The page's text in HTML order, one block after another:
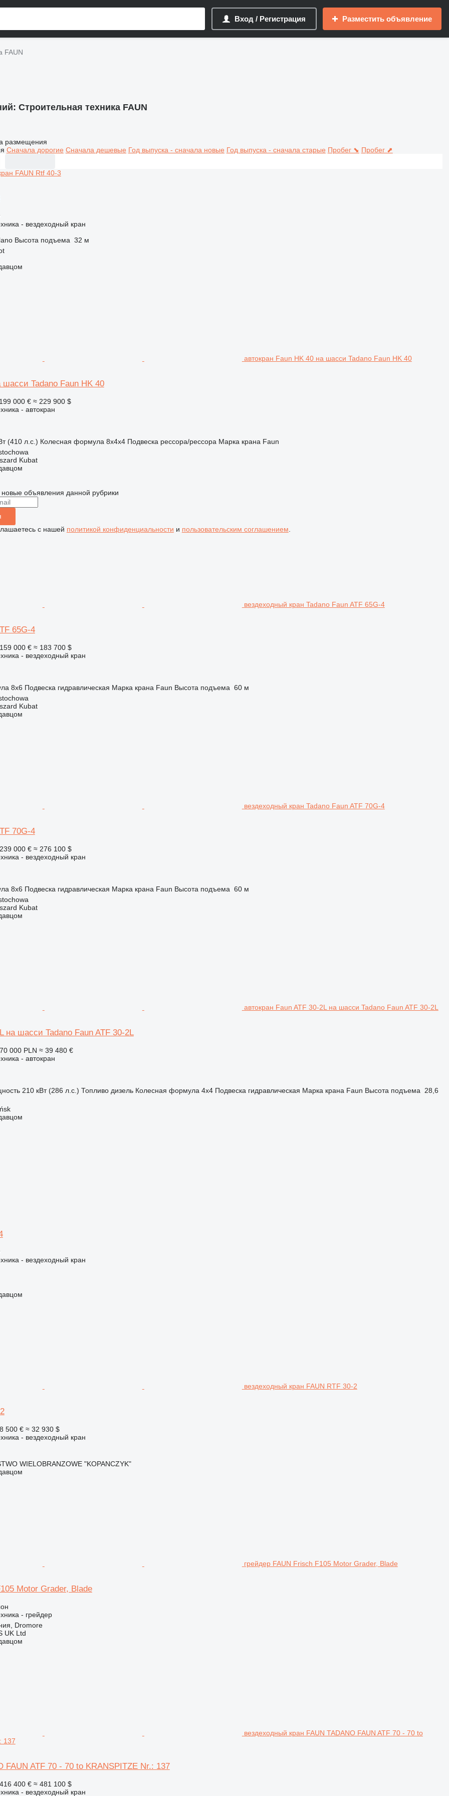
Вход / Регистрация Разместить объявление
FAUN
Строительная техника FAUN
размещения
Сначала дорогие Сначала дешевые Год выпуска - сначала новые Год выпуска - сначала старые Пробег ⬊ Пробег ⬈
- вездеходный кран
Высота подъема 32 м
автокран Faun HK 40 на шасси Tadano Faun HK 40
шасси Tadano Faun HK 40
199 000 € ≈ 229 900 $
- автокран
(410 л.с.) Колесная формула 8x4x4 Подвеска рессора/рессора Марка крана Faun
Kubat
объявления данной рубрики
с нашей политикой конфиденциальности и пользовательским соглашением
вездеходный кран Tadano Faun ATF 65G-4
65G-4
159 000 € ≈ 183 700 $
- вездеходный кран
8x6 Подвеска гидравлическая Марка крана Faun Высота подъема 60 м
Kubat
вездеходный кран Tadano Faun ATF 70G-4
70G-4
239 000 € ≈ 276 100 $
- вездеходный кран
8x6 Подвеска гидравлическая Марка крана Faun Высота подъема 60 м
Kubat
автокран Faun ATF 30-2L на шасси Tadano Faun ATF 30-2L
на шасси Tadano Faun ATF 30-2L
000 PLN ≈ 39 480 €
- автокран
210 кВт (286 л.с.) Топливо дизель Колесная формула 4x4 Подвеска гидравлическая Марка крана Faun Высота подъема
28,6
- вездеходный кран
вездеходный кран FAUN RTF 30-2
500 € ≈ 32 930 $
- вездеходный кран
WIELOBRANZOWE "KOPANCZYK"
грейдер FAUN Frisch F105 Motor Grader, Blade
Motor Grader, Blade
- грейдер
Dromore
UK Ltd
вездеходный кран FAUN TADANO FAUN ATF 70 - 70 to
137
FAUN ATF 70 - 70 to KRANSPITZE Nr.: 137
416 400 € ≈ 481 100 $
- вездеходный кран